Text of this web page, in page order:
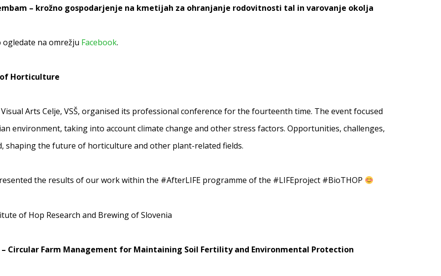
– krožno gospodarjenje na kmetijah za ohranjanje rodovitnosti tal in varovanje okolja
ogledate na omrežju Facebook.
Horticulture
Arts Celje, VSŠ, organised its professional conference for the fourteenth time. The event focused
environment, taking into account climate change and other stress factors. Opportunities, challenges,
shaping the future of horticulture and other plant-related fields.
the results of our work within the #AfterLIFE programme of the #LIFEproject #BioTHOP
of Hop Research and Brewing of Slovenia
Circular Farm Management for Maintaining Soil Fertility and Environmental Protection